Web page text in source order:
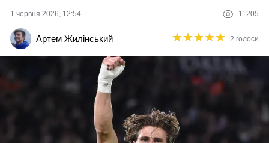
Різне
Букмекери
Казино
1 червня 2026, 12:54 11205
Артем Жилінський ★★★★★
★★★★★ 2 голоси